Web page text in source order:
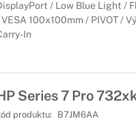
EliteDisplay
monitory od
/ Low Blue Light /
VESA 100x100mm / PIVOT /
In
Series 7 Pro
produktu: B7JM6AA